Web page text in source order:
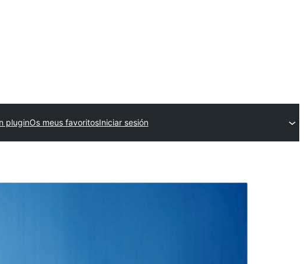
pluginOs meus favoritosIniciar sesión